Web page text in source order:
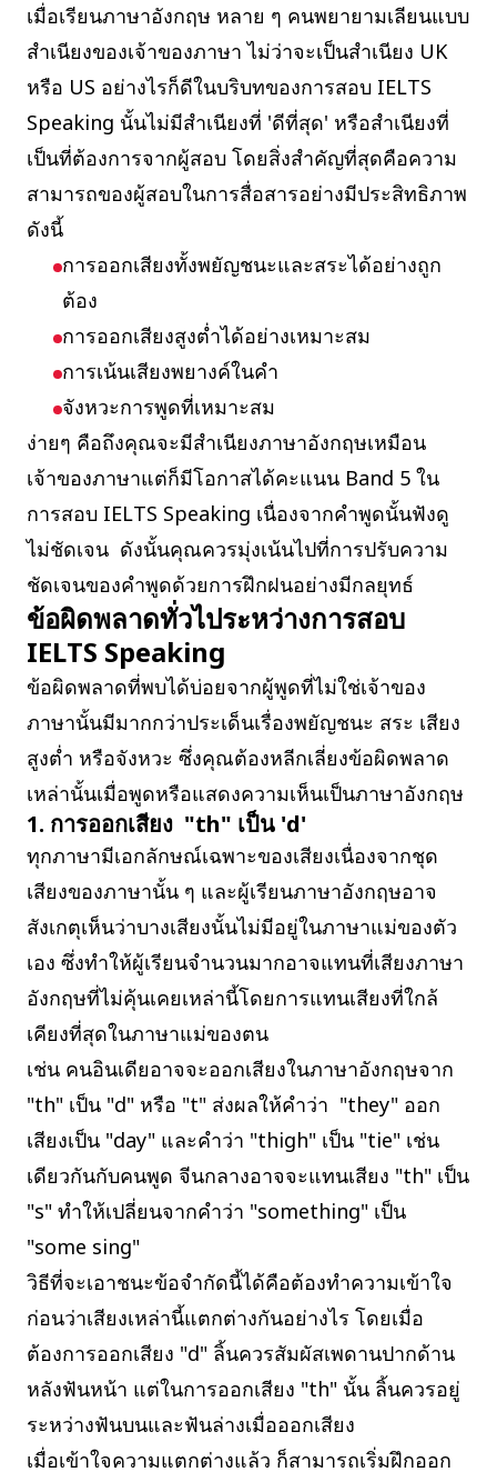
เมื่อเรียนภาษาอังกฤษ หลาย ๆ คนพยายามเลียนแบบ
สำเนียงของเจ้าของภาษา ไม่ว่าจะเป็นสำเนียง UK
หรือ US อย่างไรก็ดีในบริบทของการสอบ IELTS
Speaking นั้นไม่มีสำเนียงที่ 'ดีที่สุด' หรือสำเนียงที่
เป็นที่ต้องการจากผู้สอบ โดยสิ่งสำคัญที่สุดคือความ
สามารถของผู้สอบในการสื่อสารอย่างมีประสิทธิภาพ
ดังนี้
การออกเสียงทั้งพยัญชนะและสระได้อย่างถูก
ต้อง
การออกเสียงสูงต่ำได้อย่างเหมาะสม
การเน้นเสียงพยางค์ในคำ
จังหวะการพูดที่เหมาะสม
ง่ายๆ คือถึงคุณจะมีสำเนียงภาษาอังกฤษเหมือน
เจ้าของภาษาแต่ก็มีโอกาสได้คะแนน Band 5 ใน
การสอบ IELTS Speaking เนื่องจากคำพูดนั้นฟังดู
ไม่ชัดเจน ดังนั้นคุณควรมุ่งเน้นไปที่การปรับความ
ชัดเจนของคำพูดด้วยการฝึกฝนอย่างมีกลยุทธ์
ข้อผิดพลาดทั่วไประหว่างการสอบ
IELTS Speaking
ข้อผิดพลาดที่พบได้บ่อยจากผู้พูดที่ไม่ใช่เจ้าของ
ภาษานั้นมีมากกว่าประเด็นเรื่องพยัญชนะ สระ เสียง
สูงต่ำ หรือจังหวะ ซึ่งคุณต้องหลีกเลี่ยงข้อผิดพลาด
เหล่านั้นเมื่อพูดหรือแสดงความเห็นเป็นภาษาอังกฤษ
1. การออกเสียง "th" เป็น 'd'
ทุกภาษามีเอกลักษณ์เฉพาะของเสียงเนื่องจากชุด
เสียงของภาษานั้น ๆ และผู้เรียนภาษาอังกฤษอาจ
สังเกตุเห็นว่าบางเสียงนั้นไม่มีอยู่ในภาษาแม่ของตัว
เอง ซึ่งทำให้ผู้เรียนจำนวนมากอาจแทนที่เสียงภาษา
อังกฤษที่ไม่คุ้นเคยเหล่านี้โดยการแทนเสียงที่ใกล้
เคียงที่สุดในภาษาแม่ของตน
เช่น คนอินเดียอาจจะออกเสียงในภาษาอังกฤษจาก
"th" เป็น "d" หรือ "t" ส่งผลให้คำว่า "they" ออก
เสียงเป็น "day" และคำว่า "thigh" เป็น "tie" เช่น
เดียวกันกับคนพูด จีนกลางอาจจะแทนเสียง "th" เป็น
"s" ทำให้เปลี่ยนจากคำว่า "something" เป็น
"some sing"
วิธีที่จะเอาชนะข้อจำกัดนี้ได้คือต้องทำความเข้าใจ
ก่อนว่าเสียงเหล่านี้แตกต่างกันอย่างไร โดยเมื่อ
ต้องการออกเสียง "d" ลิ้นควรสัมผัสเพดานปากด้าน
หลังฟันหน้า แต่ในการออกเสียง "th" นั้น ลิ้นควรอยู่
ระหว่างฟันบนและฟันล่างเมื่อออกเสียง
เมื่อเข้าใจความแตกต่างแล้ว ก็สามารถเริ่มฝึกออก